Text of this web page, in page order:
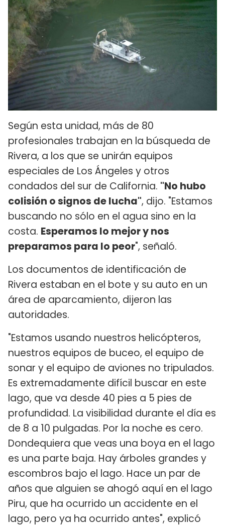
Según esta unidad, más de 80
profesionales trabajan en la búsqueda de
Rivera, a los que se unirán equipos
especiales de Los Ángeles y otros
condados del sur de California. "No hubo
colisión o signos de lucha", dijo. "Estamos
buscando no sólo en el agua sino en la
costa. Esperamos lo mejor y nos
preparamos para lo peor", señaló.
Los documentos de identificación de
Rivera estaban en el bote y su auto en un
área de aparcamiento, dijeron las
autoridades.
"Estamos usando nuestros helicópteros,
nuestros equipos de buceo, el equipo de
sonar y el equipo de aviones no tripulados.
Es extremadamente difícil buscar en este
lago, que va desde 40 pies a 5 pies de
profundidad. La visibilidad durante el día es
de 8 a 10 pulgadas. Por la noche es cero.
Dondequiera que veas una boya en el lago
es una parte baja. Hay árboles grandes y
escombros bajo el lago. Hace un par de
años que alguien se ahogó aquí en el lago
Piru, que ha ocurrido un accidente en el
lago, pero ya ha ocurrido antes", explicó